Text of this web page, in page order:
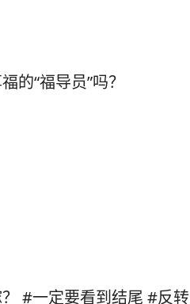
的“福导员”吗？
#一定要看到结尾 #反转